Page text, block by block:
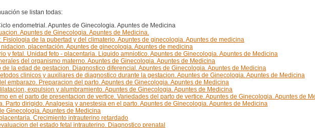
se listan todas:
endometrial. Apuntes de Ginecologia. Apuntes de Medicina
Apuntes de Ginecologia. Apuntes de Medicina.
Fisiologia de la pubertad y del climaterio. Apuntes de ginecologia. Apuntes de medicina
placentación. Apuntes de ginecologia. Apuntes de medicina
y fetal. Unidad feto - placentaria. Liquido amniotico. Apuntes de Ginecologia. Apuntes de Medicina
del organismo materno. Apuntes de Ginecologia. Apuntes de Medicina
la edad de gestacion. Diagnostico diferencial. Apuntes de Ginecologia. Apuntes de Medicina
clinicos y auxiliares de diagnostico durante la gestacion. Apuntes de Ginecologia. Apuntes de Medicina
embarazo. Preparacion del parto. Apuntes de Ginecologia. Apuntes de Medicina
expulsion y alumbramiento. Apuntes de Ginecologia. Apuntes de Medicina
en el parto de presentacion de vertice. Variedades del parto de vertice. Apuntes de Ginecologia. Apuntes de
Parto dirigido. Analgesia y anestesia en el parto. Apuntes de Ginecologia. Apuntes de Medicina
Ginecologia. Apuntes de Medicina
Crecimiento intrauterino retardado
del estado fetal intrauterino. Diagnostico prenatal